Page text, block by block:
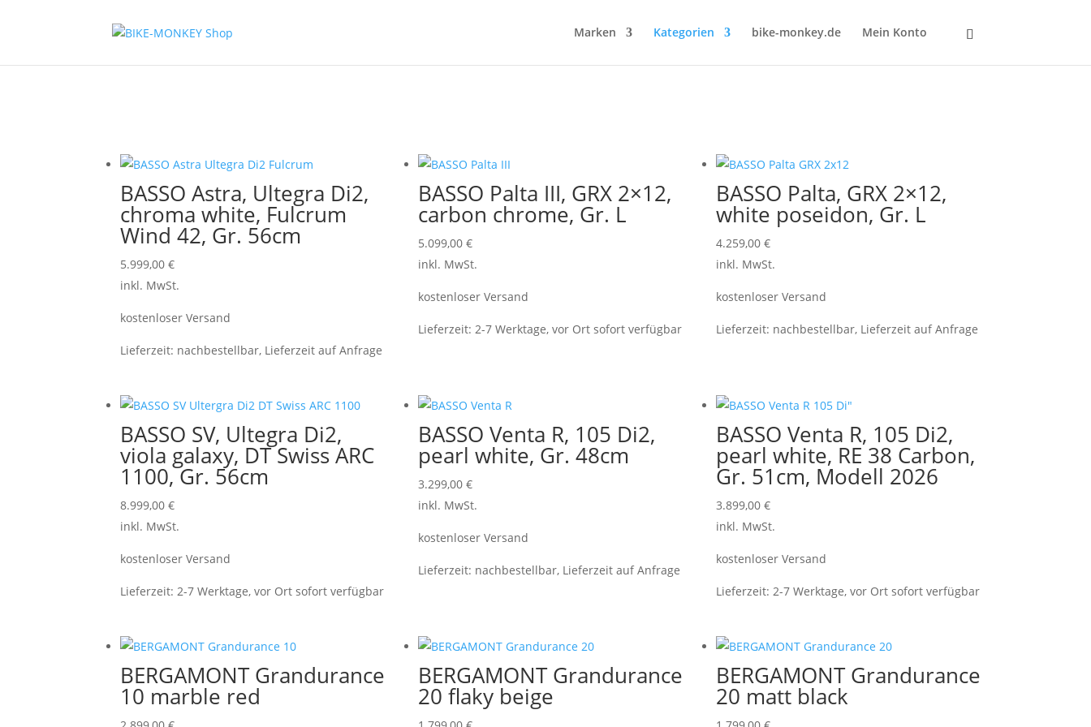
Marken Kategorien bike-monkey.de Mein Konto
BASSO Astra, Ultegra Di2,
chroma white, Fulcrum
Wind 42, Gr. 56cm
5.999,00€
inkl. MwSt.
kostenloser Versand
Lieferzeit: nachbestellbar, Lieferzeit auf Anfrage
BASSO Palta III, GRX 2×12,
carbon chrome, Gr. L
5.099,00€
inkl. MwSt.
kostenloser Versand
Lieferzeit:2-7 Werktage, vor Ort sofort verfügbar
BASSO Palta, GRX 2×12,
white poseidon, Gr. L
4.259,00 €
inkl. MwSt.
kostenloser Versand
Lieferzeit: nachbestellbar, Lieferzeit auf Anfrage
BASSO SV, Ultegra Di2,
viola galaxy, DT Swiss ARC
1100, Gr. 56cm
8.999,00€
inkl. MwSt.
kostenloser Versand
Lieferzeit:2-7 Werktage, vor Ort sofort verfügbar
BASSO Venta R, 105 Di2,
pearl white, Gr. 48cm
3.299,00€
inkl. MwSt.
kostenloser Versand
Lieferzeit: nachbestellbar, Lieferzeit auf Anfrage
BASSO Venta R, 105 Di2,
pearl white, RE 38 Carbon,
Gr. 51cm, Modell 2026
3.899,00 €
inkl. MwSt.
kostenloser Versand
Lieferzeit: 2-7 Werktage, vor Ort sofort verfügbar
BERGAMONT Grandurance
10 marble red
BERGAMONT Grandurance
20 flaky beige
BERGAMONT Grandurance
20 matt black